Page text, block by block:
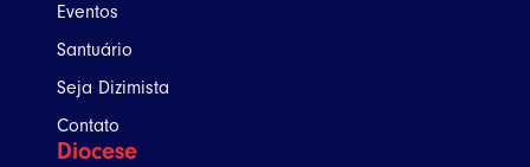
Eventos
Santuário
Seja Dizimista
Contato
Diocese